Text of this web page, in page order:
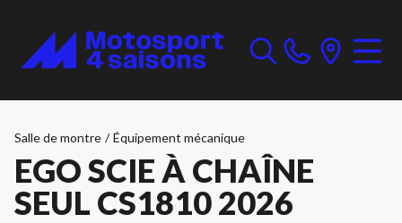
Salle de montre / Équipement mécanique
EGO SCIE À CHAÎNE
SEUL CS1810 2026